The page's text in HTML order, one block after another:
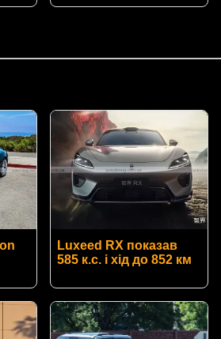
Luxeed RX показав
585 к.с. і хід до 852 км